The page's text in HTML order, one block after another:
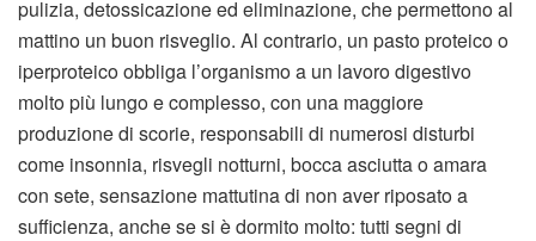
pulizia, detossicazione ed eliminazione, che permettono al
mattino un buon risveglio. Al contrario, un pasto proteico o
iperproteico obbliga l’organismo a un lavoro digestivo
molto più lungo e complesso, con una maggiore
produzione di scorie, responsabili di numerosi disturbi
come insonnia, risvegli notturni, bocca asciutta o amara
con sete, sensazione mattutina di non aver riposato a
sufficienza, anche se si è dormito molto: tutti segni di